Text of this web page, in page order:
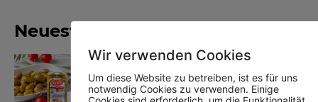
Neueste Produkte
Yedoy gegrillte grüne Oliven
Wir verwenden Cookies
Um diese Website zu betreiben, ist es für uns
notwendig Cookies zu verwenden. Einige